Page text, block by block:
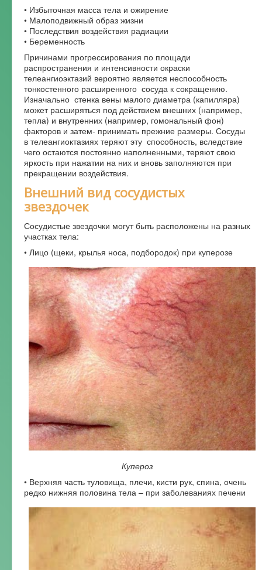
• Избыточная масса тела и ожирение
• Малоподвижный образ жизни
• Последствия воздействия радиации
• Беременность
Причинами прогрессирования по площади
распространения и интенсивности окраски
телеангиоэктазий вероятно является неспособность
тонкостенного расширенного сосуда к сокращению.
Изначально стенка вены малого диаметра (капилляра)
может расширяться под действием внешних (например,
тепла) и внутренних (например, гомональный фон)
факторов и затем- принимать прежние размеры. Сосуды
в телеангиоктазиях теряют эту способность, вследствие
чего остаются постоянно наполненными, теряют свою
яркость при нажатии на них и вновь заполняются при
прекращении воздействия.
Внешний вид сосудистых
звездочек
Сосудистые звездочки могут быть расположены на разных
участках тела:
• Лицо (щеки, крылья носа, подбородок) при куперозе
Купероз
• Верхняя часть туловища, плечи, кисти рук, спина, очень
редко нижняя половина тела – при заболеваниях печени